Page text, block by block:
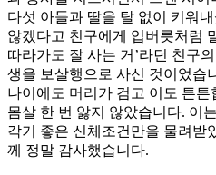
다섯 아들과 딸을 탈 없이 키워
않겠다고 친구에게 입버릇처럼
따라가도 잘 사는 거’라던 친구
생을 보살행으로 사신 것이었습
나이에도 머리가 검고 이도 튼
몸살 한 번 앓지 않았습니다. 이
각기 좋은 신체조건만을 물려받
께 정말 감사했습니다.